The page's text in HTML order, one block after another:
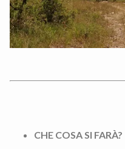
CHE COSA SI FARÀ?